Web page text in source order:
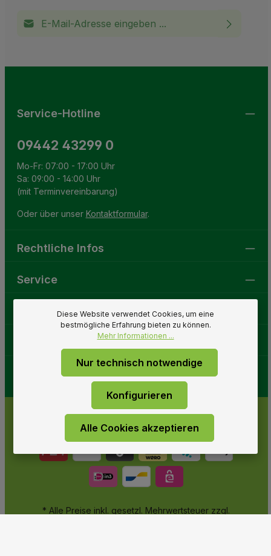
Service-Hotline
09442 43299 0
Mo-Fr: 07:00 - 17:00 Uhr
Sa: 09:00 - 14:00 Uhr
(mit Terminvereinbarung)
Oder über unser Kontaktformular.
Rechtliche Infos
Service
Gartenwelt
* Alle Preise inkl. gesetzl. Mehrwertsteuer zzgl.
Diese Website verwendet Cookies, um eine
bestmögliche Erfahrung bieten zu können.
Mehr Informationen ...
Nur technisch notwendige
Konfigurieren
Alle Cookies akzeptieren